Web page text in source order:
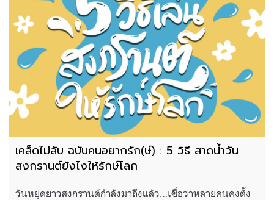
เคล็ดไม่ลับ ฉบับคนอยากรัก(ษ์) : 5 วิธี สาดน้ำวัน
สงกรานต์ยังไงให้รักษ์โลก
วันหยุดยาวสงกรานต์กำลังมาถึงแล้ว…เชื่อว่าหลายคนคงตั้ง